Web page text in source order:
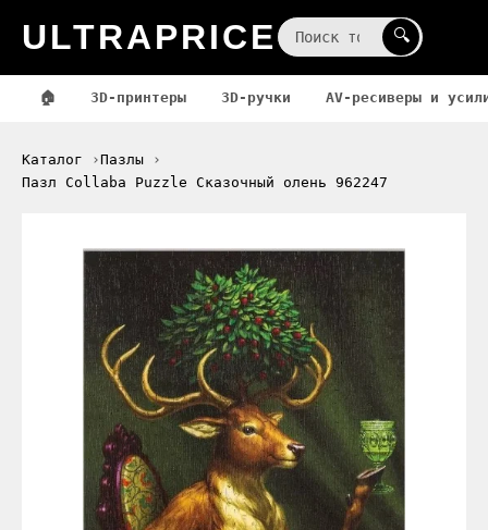
ULTRAPRICE 🔍
🏠 3D-принтеры 3D-ручки AV-ресиверы и
Каталог
Пазлы
Пазл Collaba Puzzle Сказочный олень 962247